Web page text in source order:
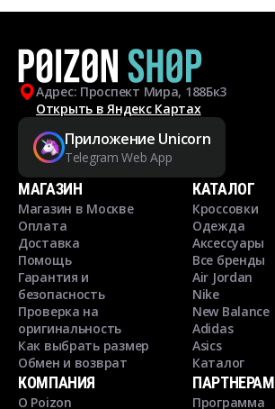
Адрес: Проспект Мира, 188Бк3
Открыть в Яндекс Картах
Приложение Unicorn
Telegram Web App
МАГАЗИН
Магазин в Москве
Оплата
Доставка
Помощь
Гарантия и
безопасность
Проверка на
оригинальность
Как выбрать размер
Обмен и возврат
КАТАЛОГ
Кроссовки
Одежда
Аксессуары
Все бренды
Air Jordan
Nike
New Balance
Adidas
Asics
Каталог
КОМПАНИЯ
О Poizon
ПАРТНЕРАМ
Программа